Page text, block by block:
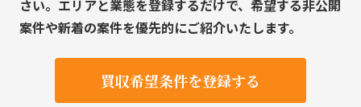
さい。エリアと業態を登録するだけで、希望する非公開
案件や新着の案件を優先的にご紹介いたします。
買収希望条件を登録する